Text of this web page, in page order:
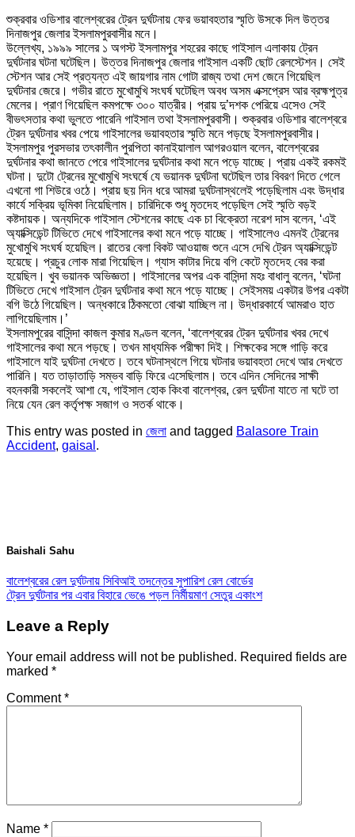
শুক্রবার ওডিশার বালেশ্বরের ট্রেন দুর্ঘটনায় ফের ভয়াবহতার স্মৃতি উসকে দিল উত্তর
দিনাজপুর জেলার ইসলামপুরবাসীর মনে।
উল্লেখ্য, ১৯৯৯ সালের ১ অগস্ট ইসলামপুর শহরের কাছে গাইসাল এলাকায় ট্রেন
দুর্ঘটনার ঘটনা ঘটেছিল। উত্তর দিনাজপুর জেলার গাইসাল একটি ছোট রেলস্টেশন। সেই
স্টেশন আর সেই প্রত্যন্ত এই জায়গার নাম গোটা রাজ্য তথা দেশ জেনে গিয়েছিল
দুর্ঘটনার জেরে। গভীর রাতে মুখোমুখি সংঘর্ষ ঘটেছিল অবধ অসম এক্সপ্রেস আর ব্রহ্মপুত্র
মেলের। প্রাণ গিয়েছিল কমপক্ষে ৩০০ যাত্রীর। প্রায় দু’দশক পেরিয়ে এসেও সেই
বীভৎসতার কথা ভুলতে পারেনি গাইসাল তথা ইসলামপুরবাসী। শুক্রবার ওডিশার বালেশ্বরে
ট্রেন দুর্ঘটনার খবর পেয়ে গাইসালের ভয়াবহতার স্মৃতি মনে পড়ছে ইসলামপুরবাসীর।
ইসলামপুর পুরসভার তৎকালীন পুরপিতা কানাইয়ালাল আগরওয়াল বলেন, বালেশ্বরের
দুর্ঘটনার কথা জানতে পেরে গাইসালের দুর্ঘটনার কথা মনে পড়ে যাচ্ছে। প্রায় একই রকমই
ঘটনা। দুটো ট্রেনের মুখোমুখি সংঘর্ষে যে ভয়ানক দুর্ঘটনা ঘটেছিল তার বিবরণ দিতে গেলে
এখনো গা শিউরে ওঠে। প্রায় ছয় দিন ধরে আমরা দুর্ঘটনাস্থলেই পড়েছিলাম এবং উদ্ধার
কার্যে সক্রিয় ভূমিকা নিয়েছিলাম। চারিদিকে শুধু মৃতদেহ পড়েছিল সেই স্মৃতি বড়ই
কষ্টদায়ক। অন্যদিকে গাইসাল স্টেশনের কাছে এক চা বিক্রেতা নরেশ দাস বলেন, ‘এই
অ্যাক্সিডেন্ট টিভিতে দেখে গাইসালের কথা মনে পড়ে যাচ্ছে। গাইসালেও এমনই ট্রেনের
মুখোমুখি সংঘর্ষ হয়েছিল। রাতের বেলা বিকট আওয়াজ শুনে এসে দেখি ট্রেন অ্যাক্সিডেন্ট
হয়েছে। প্রচুর লোক মারা গিয়েছিল। গ্যাস কাটার দিয়ে বগি কেটে মৃতদেহ বের করা
হয়েছিল। খুব ভয়ানক অভিজ্ঞতা। গাইসালের অপর এক বাসিন্দা মহঃ বাধালু বলেন, ‘ঘটনা
টিভিতে দেখে গাইসাল ট্রেন দুর্ঘটনার কথা মনে পড়ে যাচ্ছে। সেইসময় একটার উপর একটা
বগি উঠে গিয়েছিল। অন্ধকারে ঠিকমতো বোঝা যাচ্ছিল না। উদ্ধারকার্যে আমরাও হাত
লাগিয়েছিলাম।’
ইসলামপুরের বাসিন্দা কাজল কুমার মণ্ডল বলেন, ‘বালেশ্বরের ট্রেন দুর্ঘটনার খবর দেখে
গাইসালের কথা মনে পড়ছে। তখন মাধ্যমিক পরীক্ষা দিই। শিক্ষকের সঙ্গে গাড়ি করে
গাইসালে যাই দুর্ঘটনা দেখতে। তবে ঘটনাস্থলে গিয়ে ঘটনার ভয়াবহতা দেখে আর দেখতে
পারিনি। যত তাড়াতাড়ি সম্ভব বাড়ি ফিরে এসেছিলাম। তবে এদিন সেদিনের সাক্ষী
বহনকারী সকলেই আশা যে, গাইসাল হোক কিংবা বালেশ্বর, রেল দুর্ঘটনা যাতে না ঘটে তা
নিয়ে যেন রেল কর্তৃপক্ষ সজাগ ও সতর্ক থাকে।
This entry was posted in জেলা and tagged Balasore Train
Accident, gaisal .
Baishali Sahu
বালেশ্বরের রেল দুর্ঘটনায় সিবিআই তদন্তের সুপারিশ রেল বোর্ডের
ট্রেন দুর্ঘটনার পর এবার বিহারে ভেঙে পড়ল নির্মীয়মাণ সেতুর একাংশ
Leave a Reply
Your email address will not be published. Required fields are
marked *
Comment*
Name *